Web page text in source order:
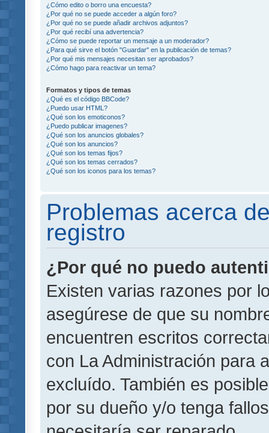
¿Cómo edito o borro una encuesta?
¿Por qué no se puede acceder a algún foro?
¿Por qué no se puede añadir archivos adjuntos?
¿Por qué recibí una advertencia?
¿Cómo se puede reportar un mensaje a un moderador?
¿Para qué sirve el botón "Guardar" en la publicación de temas?
¿Por qué mis mensajes necesitan ser aprobados?
¿Cómo hago para reactivar un tema?
Formatos y tipos de temas
¿Qué es el código BBCode?
¿Puedo usar HTML?
¿Qué son los emoticonos?
¿Puedo publicar imagenes?
¿Qué son los anuncios globales?
¿Qué son los anuncios?
¿Qué son los temas fijos?
¿Qué son los temas cerrados?
¿Qué son los iconos para los temas?
Problemas acerca
registro
¿Por qué no puedo
Existen varias razones por
asegúrese de que su
encuentren escritos
con La Administración para
excluído. También es
por su dueño y/o tenga